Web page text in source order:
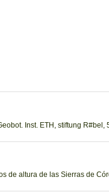
Inst. ETH, stiftung R#bel,
altura de las Sierras de